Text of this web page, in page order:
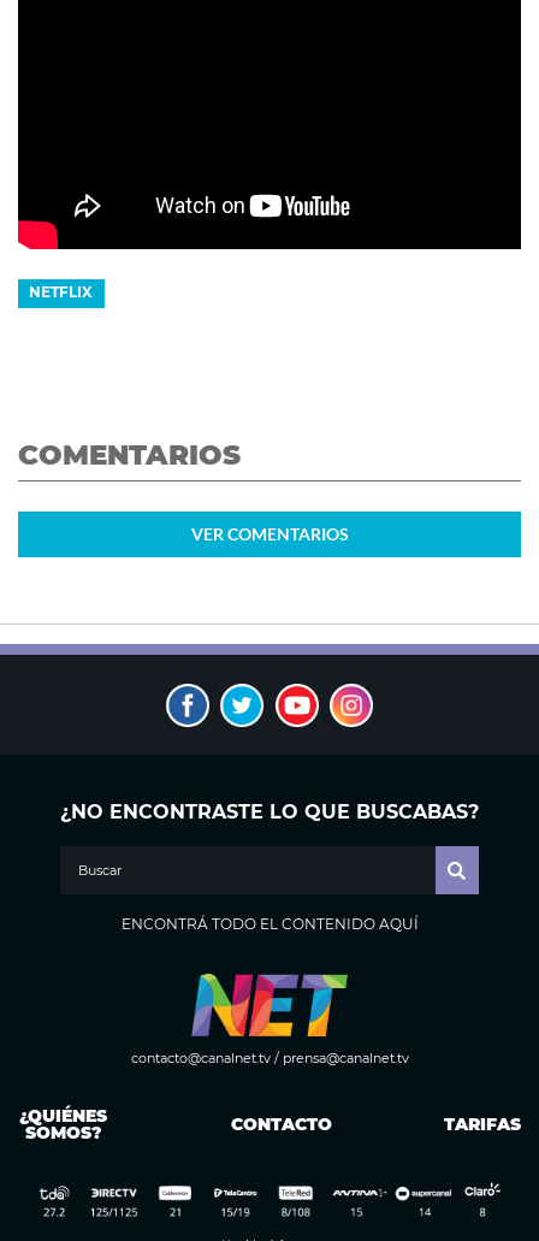
NETFLIX
COMENTARIOS
VER COMENTARIOS
¿NO ENCONTRASTE LO QUE BUSCABAS?
ENCONTRÁ TODO EL CONTENIDO AQUÍ
contacto@canalnet.tv/ prensa@canalnet.tv
¿QUIÉNES
SOMOS? CONTACTO TARIFAS